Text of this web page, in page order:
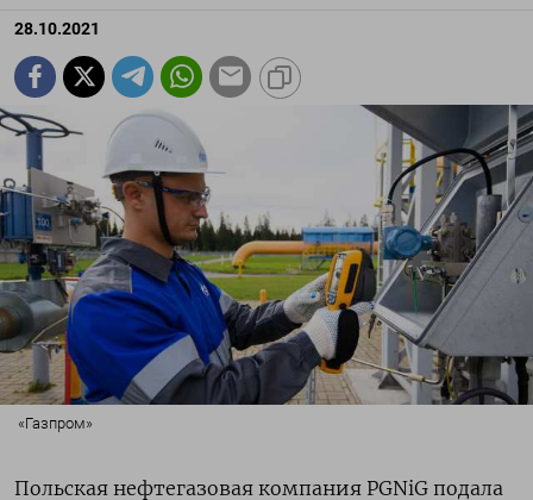
28.10.2021
«Газпром»
Польская нефтегазовая компания PGNiG подала